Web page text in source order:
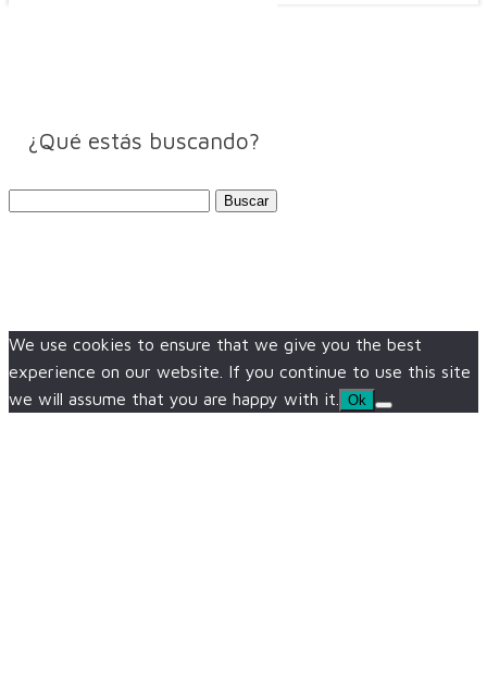
¿Qué estás buscando?
We use cookies to ensure that we give you the best
experience on our website. If you continue to use this site
we will assume that you are happy with it.
Ok